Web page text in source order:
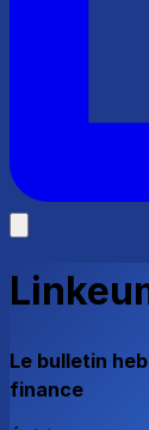
Le bulletin
finance